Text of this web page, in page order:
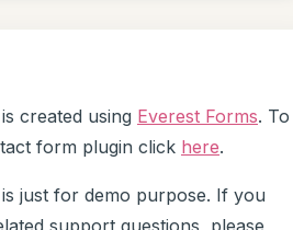
created using Everest Forms. To
form plugin click here.
just for demo purpose. If you
support questions, please